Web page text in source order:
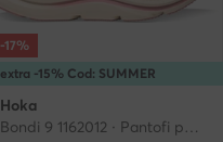
extra -15% Cod: SUMMER
-17%
Hoka
Bondi 9 1162012 · Pantofi pentru alergare